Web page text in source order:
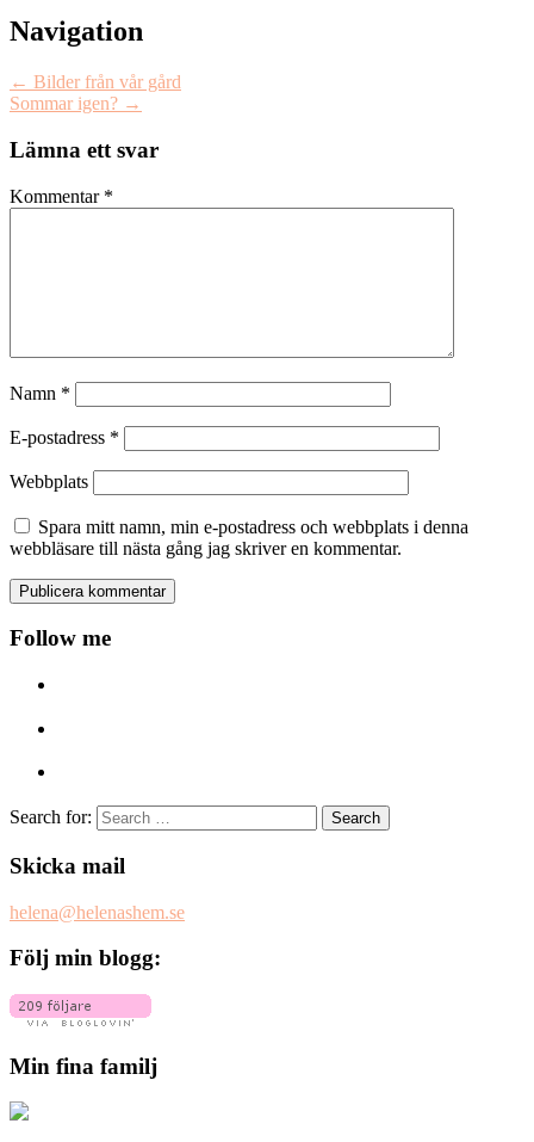
Navigation
← Bilder från vår gård
Sommar igen? →
Lämna ett svar
Kommentar *
Namn *
E-postadress *
Webbplats
Spara mitt namn, min e-postadress och webbplats i denna
webbläsare till nästa gång jag skriver en kommentar.
Follow me
Search for:
Skicka mail
helena@helenashem.se
Följ min blogg:
Min fina familj